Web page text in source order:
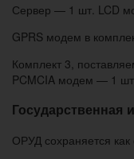
Сервер — 1 шт. LCD
GPRS модем в
Комплект 3,
PCMCIA модем — 1
Государственная
ОРУД сохраняется